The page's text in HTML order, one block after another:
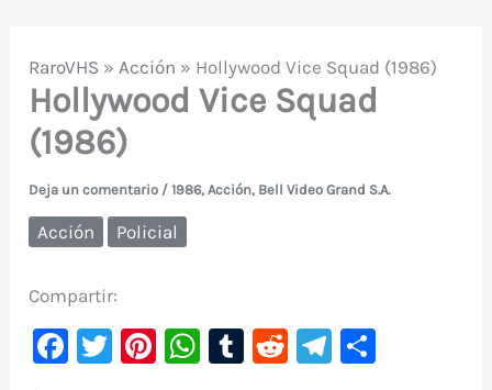
RaroVHS » Acción » Hollywood Vice Squad (1986)
Hollywood Vice Squad
(1986)
Deja un comentario /1986,Acción, Bell Video Grand S.A.
Acción Policial
Compartir:
F
T
Pi W T
R
Te